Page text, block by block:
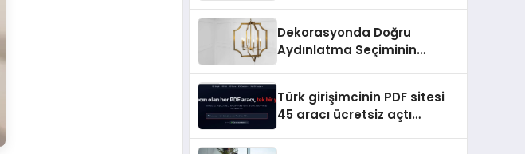
Dekorasyonda Doğru
Aydınlatma Seçiminin
Türk girişimcinin PDF sitesi
45 aracı ücretsiz açtı